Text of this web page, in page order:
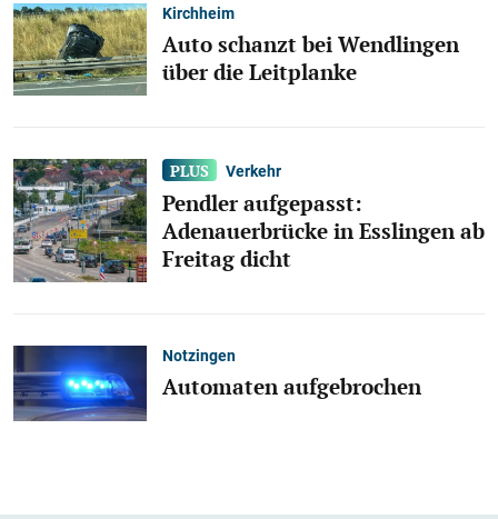
Kirchheim
Auto schanzt bei Wendlingen
über die Leitplanke
Verkehr
Pendler aufgepasst:
Adenauerbrücke in Esslingen ab
Freitag dicht
Notzingen
Automaten aufgebrochen